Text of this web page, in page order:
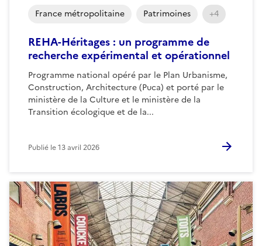
REHA-Héritages : un programme de
recherche expérimental et opérationnel
Programme national opéré par le Plan Urbanisme,
Construction, Architecture (Puca) et porté par le
ministère de la Culture et le ministère de la
Transition écologique et de la...
France métropolitaine Patrimoines +4
Publié le13 avril 2026